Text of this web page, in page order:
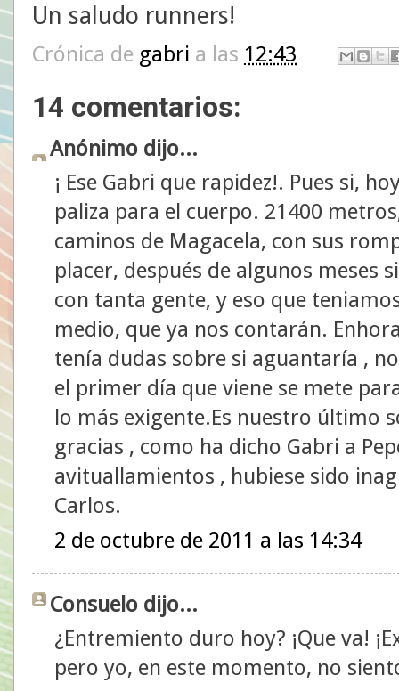
Un saludo runners!
Crónica de gabri a las 12:43
14 comentarios:
Anónimo dijo...
¡ Ese Gabri que rapidez!. Pues si,
paliza para el cuerpo. 21400
caminos de Magacela, con sus
placer, después de algunos
con tanta gente, y eso que
medio, que ya nos contarán.
tenía dudas sobre si aguantaría ,
el primer día que viene se mete
lo más exigente.Es nuestro último
gracias , como ha dicho Gabri a
avituallamientos , hubiese sido
Carlos.
2 de octubre de 2011 a las 14:34
Consuelo dijo...
¿Entremiento duro hoy? ¡Que va!
pero yo, en este momento, no